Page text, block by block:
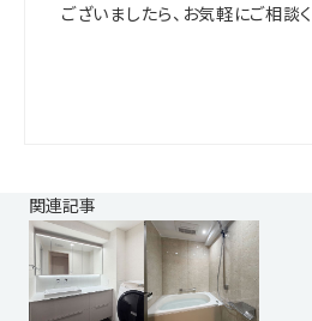
ございましたら、お気軽にご相談
関連記事